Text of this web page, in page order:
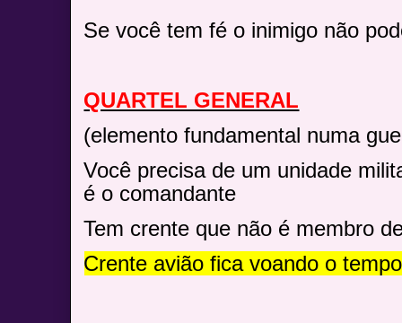
Se você tem fé o inimigo não
QUARTEL GENERAL
(elemento fundamental numa
Você precisa de um unidade
é o comandante
Tem crente que não é membro
Crente avião fica voando o